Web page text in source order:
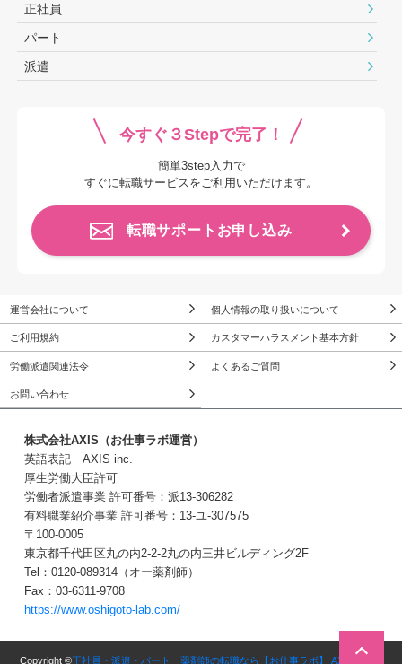
３Stepで簡単！ 無料転職サポートに申し込む
正社員
パート
派遣
今すぐ３Stepで完了！
簡単3step入力で
すぐに転職サービスをご利用いただけます。
転職サポートお申し込み
運営会社について 個人情報の取り扱いについて
ご利用規約 カスタマーハラスメント基本方針
労働派遣関連法令 よくあるご質問
お問い合わせ
株式会社AXIS（お仕事ラボ運営）
英語表記 AXIS inc.
厚生労働大臣許可
労働者派遣事業 許可番号：派13-306282
有料職業紹介事業 許可番号：13-ユ-307575
〒100-0005
東京都千代田区丸の内2-2-2丸の内三井ビルディング2F
Tel：0120-089314（オー薬剤師）
Fax：03-6311-9708
https://www.oshigoto-lab.com/
Copyright ©正社員・派遣・パート 薬剤師の転職なら【お仕事ラボ】 AXIS inc.